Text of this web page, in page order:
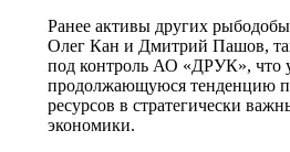
Ранее активы других
Олег Кан и Дмитрий Пашов,
под контроль АО «ДРУК», что
продолжающуюся тенденцию
ресурсов в стратегически
экономики.